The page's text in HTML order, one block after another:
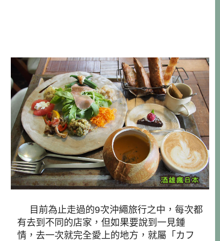
目前為止走過的9次沖繩旅行之中，每次都
有去到不同的店家，但如果要說到一見鍾
情，去一次就完全愛上的地方，就屬「カフ